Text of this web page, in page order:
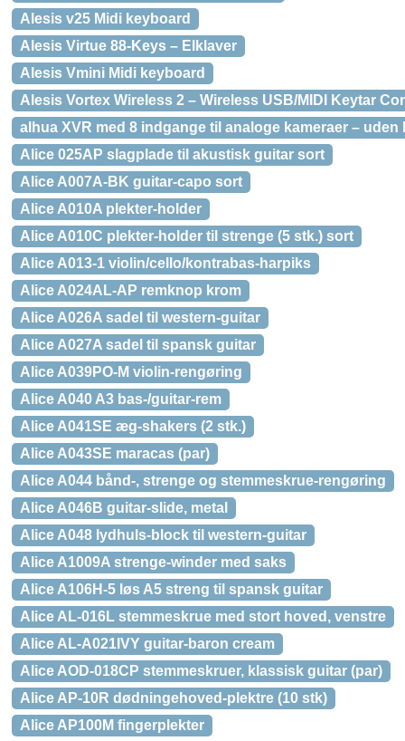
Alesis v25 Midi keyboard
Alesis Virtue 88-Keys – Elklaver
Alesis Vmini Midi keyboard
Alesis Vortex Wireless 2 – Wireless USB/MIDI Keytar
alhua XVR med 8 indgange til analoge kameraer – uden
Alice 025AP slagplade til akustisk guitar sort
Alice A007A-BK guitar-capo sort
Alice A010A plekter-holder
Alice A010C plekter-holder til strenge (5 stk.) sort
Alice A013-1 violin/cello/kontrabas-harpiks
Alice A024AL-AP remknop krom
Alice A026A sadel til western-guitar
Alice A027A sadel til spansk guitar
Alice A039PO-M violin-rengøring
Alice A040 A3 bas-/guitar-rem
Alice A041SE æg-shakers (2 stk.)
Alice A043SE maracas (par)
Alice A044 bånd-, strenge og stemmeskrue-rengøring
Alice A046B guitar-slide, metal
Alice A048 lydhuls-block til western-guitar
Alice A1009A strenge-winder med saks
Alice A106H-5 løs A5 streng til spansk guitar
Alice AL-016L stemmeskrue med stort hoved, venstre
Alice AL-A021IVY guitar-baron cream
Alice AOD-018CP stemmeskruer, klassisk guitar (par)
Alice AP-10R dødningehoved-plektre (10 stk)
Alice AP100M fingerplekter